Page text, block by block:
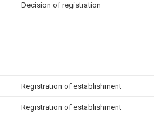
Decision of registration
Registration of establishment
Registration of establishment